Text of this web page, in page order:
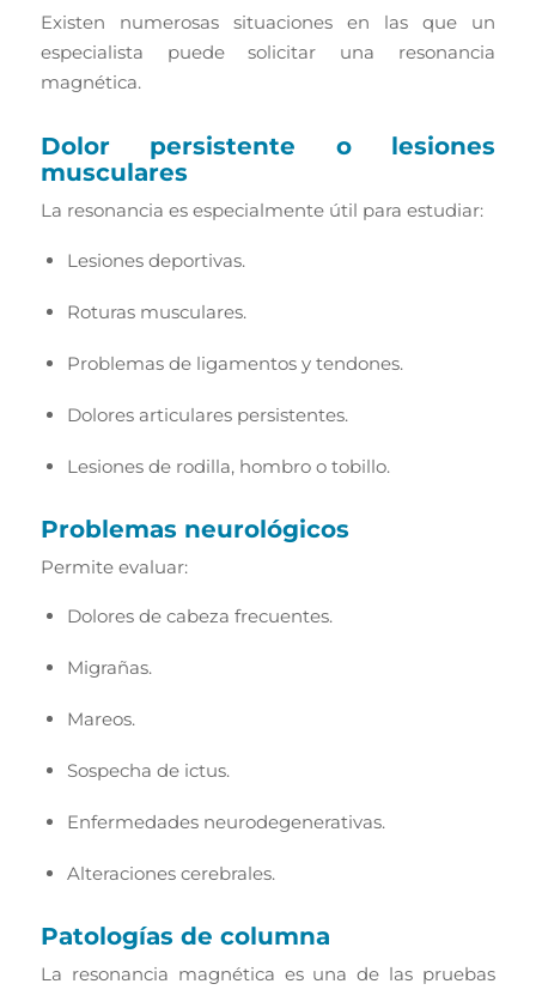
Existen numerosas situaciones en las que un
especialista puede solicitar una resonancia
magnética.
Dolor persistente o lesiones
musculares
La resonancia es especialmente útil para estudiar:
Lesiones deportivas.
Roturas musculares.
Problemas de ligamentos y tendones.
Dolores articulares persistentes.
Lesiones de rodilla, hombro o tobillo.
Problemas neurológicos
Permite evaluar:
Dolores de cabeza frecuentes.
Migrañas.
Mareos.
Sospecha de ictus.
Enfermedades neurodegenerativas.
Alteraciones cerebrales.
Patologías de columna
La resonancia magnética es una de las pruebas